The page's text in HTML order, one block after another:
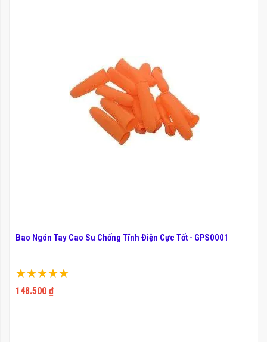
Bao Ngón Tay Cao Su Chống Tĩnh Điện Cực Tốt - GPS0001
Xếp hạng:
100%
148.500 ₫